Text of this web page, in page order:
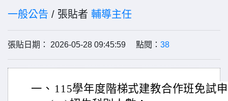
一般公告 / 張貼者 輔導主任
張貼日期： 2026-05-28 09:45:59 點閱： 38
一、 115學年度階梯式建教合作班免試